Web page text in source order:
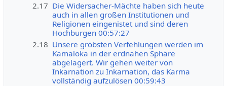
2.17 Die Widersacher-Mächte haben sich heute
auch in allen großen Institutionen und
Religionen eingenistet und sind deren
Hochburgen 00:57:27
2.18 Unsere gröbsten Verfehlungen werden im
Kamaloka in der erdnahen Sphäre
abgelagert. Wir gehen weiter von
Inkarnation zu Inkarnation, das Karma
vollständig aufzulösen 00:59:43